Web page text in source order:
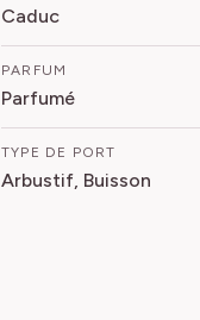
Caduc
PARFUM
Parfumé
TYPE DE PORT
Arbustif, Buisson